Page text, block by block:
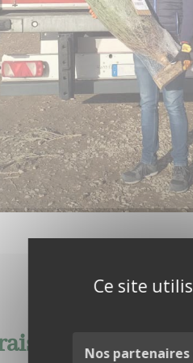
Ce site
Nos partenaires
éthique et